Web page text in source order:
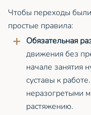
Чтобы переходы
простые правила:
Обязательная
движения без
начале занятия
суставы к
неразогретыми
растяжению.